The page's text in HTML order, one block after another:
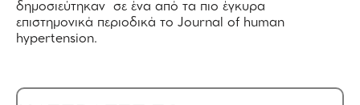
δημοσιεύτηκαν σε ένα από τα πιο έγκυρα
επιστημονικά περιοδικά το Journal of human
hypertension.